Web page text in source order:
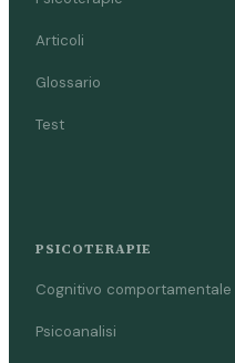
Articoli
Glossario
Test
PSICOTERAPIE
Cognitivo comportamentale
Psicoanalisi